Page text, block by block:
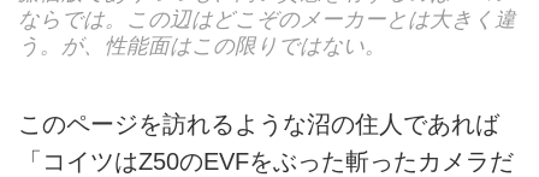
ならでは。この辺はどこぞのメーカーとは大きく違
う。が、性能面はこの限りではない。
このページを訪れるような沼の住人であれば
「コイツはZ50のEVFをぶった斬ったカメラだ